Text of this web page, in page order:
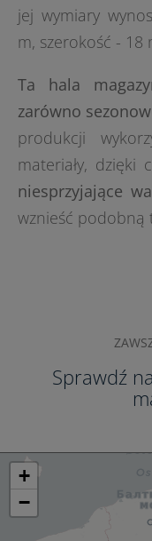
jej wymiary
m, szerokość - 18
Ta hala
zarówno
produkcji
materiały, dzięki
niesprzyjające
wznieść podobną
Sprawdź
+
−